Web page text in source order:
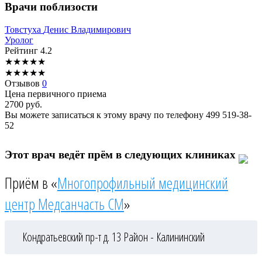
Врачи поблизости
Товстуха Денис Владимирович
Уролог
Рейтинг 4.2
★★★★★
★★★★★
Отзывов 0
Цена первичного приема
2700 руб.
Вы можете записаться к этому врачу по телефону 499 519-38-
52
Этот врач ведёт прём в следующих клиниках
Приём в «Многопрофильный медицинский
центр Медсанчасть СМ»
Кондратьевский пр-т д. 13 Район - Калининский